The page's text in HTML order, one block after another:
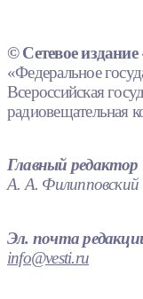
© Сетевое издание
«Федеральное
Всероссийская
радиовещательная
Главный редактор
А. А. Филипповский
Эл. почта
info@vesti.ru